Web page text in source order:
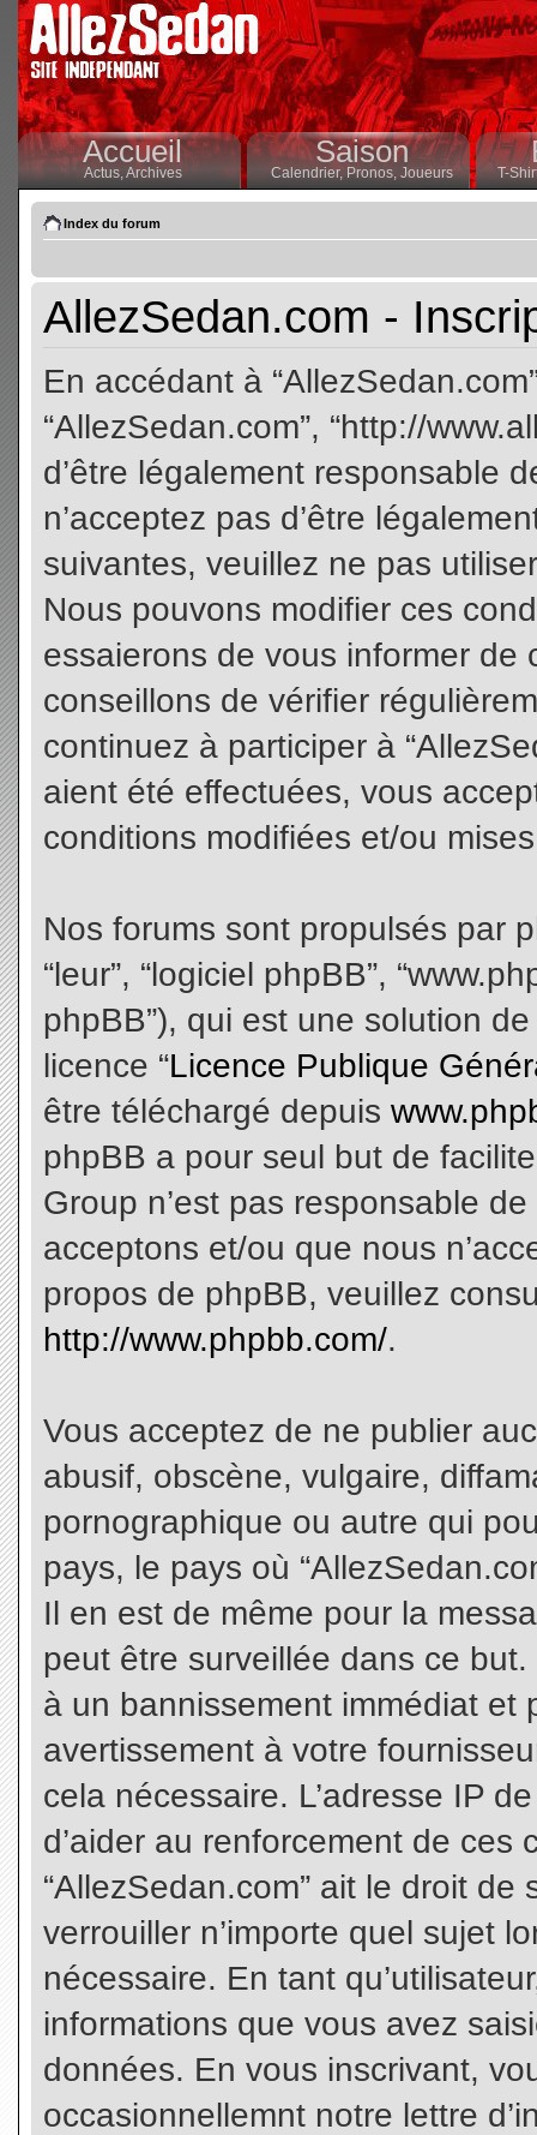
Accueil
Actus,Archives
Saison
Calendrier,Pronos, Joueurs T-
Index du forum
AllezSedan.com -
En accédant à
“AllezSedan.com”, “http://
d’être légalement responsable
n’acceptez pas d’être
suivantes, veuillez ne pas
Nous pouvons modifier ces
essaierons de vous informer
conseillons de vérifier
continuez à participer à
aient été effectuées, vous
conditions modifiées et/ou
Nos forums sont propulsés par
“leur”, “logiciel phpBB”,
phpBB”), qui est une solution
licence “Licence Publique
être téléchargé depuis
phpBB a pour seul but de
Group n’est pas responsable
acceptons et/ou que nous
propos de phpBB, veuillez
http://www.phpbb.com/.
Vous acceptez de ne publier
abusif, obscène, vulgaire,
pornographique ou autre qui
pays, le pays où
Il en est de même pour la
peut être surveillée dans ce
à un bannissement immédiat et
avertissement à votre
cela nécessaire. L’adresse IP
d’aider au renforcement de
“AllezSedan.com” ait le droit de
verrouiller n’importe quel sujet
nécessaire. En tant
informations que vous avez
données. En vous inscrivant,
occasionnellemnt notre lettre